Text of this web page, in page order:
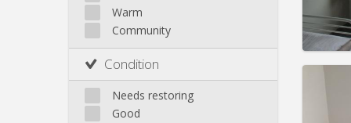
Warm
Community
Condition
Needs restoring
Good